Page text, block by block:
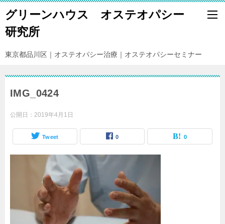
グリーンハウス オステオパシー
研究所
東京都品川区｜オステオパシー治療｜オステオパシーセミナー
IMG_0424
公開日： 2019年4月1日
Tweet 0 0